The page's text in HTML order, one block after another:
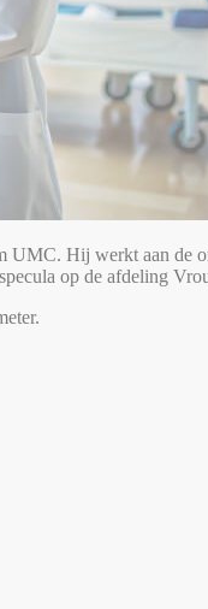
Hij werkt aan de
op de afdeling